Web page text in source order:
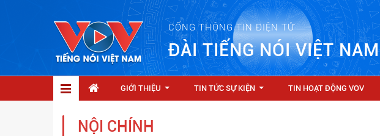
CỔNG THÔNG TIN ĐIỆN TỬ
ĐÀI TIẾNG NÓI VIỆT NAM
GIỚI THIỆU TIN TỨC SỰ KIỆN TIN HOẠT ĐỘNG VOV
NỘI CHÍNH